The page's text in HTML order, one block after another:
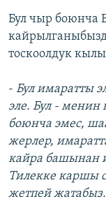
Бул чыр боюнча
тоскоолдук
- Бул имаратты
эле. Бул - менин
боюнча эмес,
жерлер,
кайра башынан
Тилекке каршы
жетпей жатабыз.